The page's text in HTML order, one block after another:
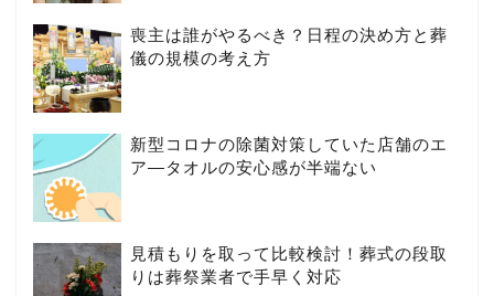
喪主は誰がやるべき？日程の決め方と葬
儀の規模の考え方
新型コロナの除菌対策していた店舗のエ
ア―タオルの安心感が半端ない
見積もりを取って比較検討！葬式の段取
りは葬祭業者で手早く対応